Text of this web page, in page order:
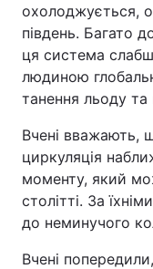
охолоджується,
південь. Багато
ця система
людиною
танення льоду та
Вчені вважають,
циркуляція
моменту, який
столітті. За
до неминучого
Вчені